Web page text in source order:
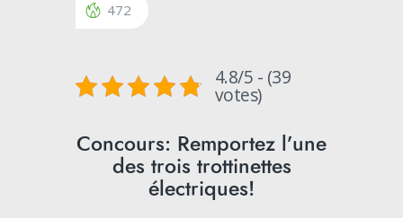
472
4.8/5 - (39
votes)
Concours: Remportez l’une
des trois trottinettes
électriques!